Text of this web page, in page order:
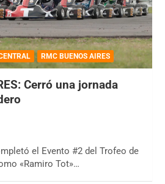
RMC BUENOS AIRES
Cerró una jornada
el Evento #2 del Trofeo de
«Ramiro Tot»…